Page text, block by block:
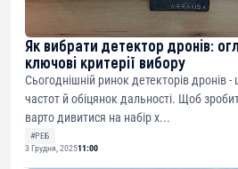
Як вибрати детектор дронів:
ключові критерії вибору
Сьогоднішній ринок детекторів дронів -
частот й обіцянок дальності. Щоб
варто дивитися на набір х...
#РЕБ
3 Грудня, 202511:00